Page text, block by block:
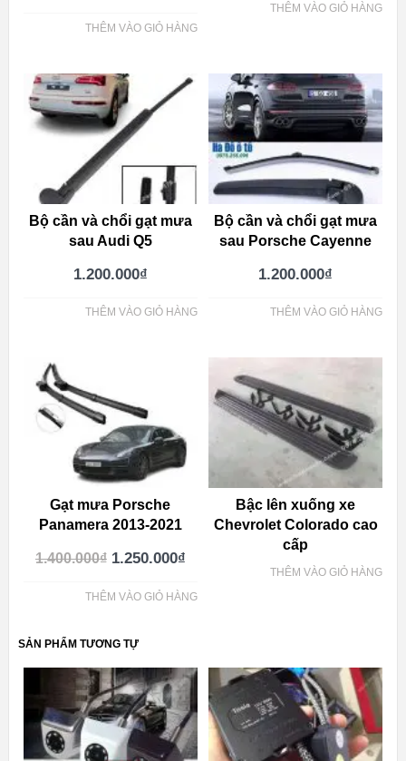
THÊM VÀO GIỎ HÀNG
THÊM VÀO GIỎ HÀNG
Bộ cần và chổi gạt mưa
sau Audi Q5
1.200.000₫
THÊM VÀO GIỎ HÀNG
Bộ cần và chổi gạt mưa
sau Porsche Cayenne
1.200.000₫
THÊM VÀO GIỎ HÀNG
Gạt mưa Porsche
Panamera 2013-2021
1.400.000₫ 1.250.000₫
THÊM VÀO GIỎ HÀNG
Bậc lên xuống xe
Chevrolet Colorado cao
cấp
THÊM VÀO GIỎ HÀNG
SẢN PHẨM TƯƠNG TỰ